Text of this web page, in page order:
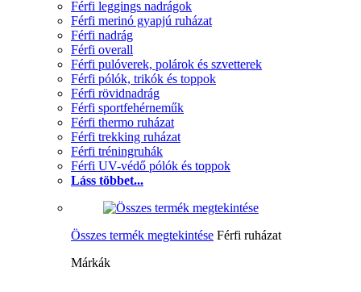
Férfi leggings nadrágok
Férfi merinó gyapjú ruházat
Férfi nadrág
Férfi overall
Férfi pulóverek, polárok és szvetterek
Férfi pólók, trikók és toppok
Férfi rövidnadrág
Férfi sportfehérneműk
Férfi thermo ruházat
Férfi trekking ruházat
Férfi tréningruhák
Férfi UV-védő pólók és toppok
Láss többet...
Összes termék megtekintése Férfi ruházat
Márkák